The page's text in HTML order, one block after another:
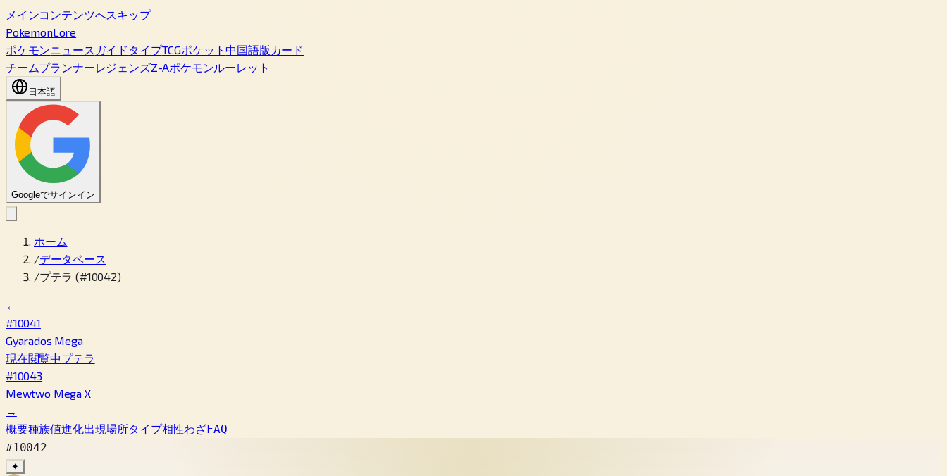
メインコンテンツへスキップ
PokemonLore
ポケモンニュース ガイド タイプTCGポケット中国語版カード
チームプランナーレジェンズZ-Aポケモンルーレット
日本語
Googleでサインイン
ホーム
/データベース
/プテラ (#10042)
←
#10041
Gyarados Mega
現在閲覧中プテラ
#10043
Mewtwo Mega X
→
概要種族値進化出現場所タイプ相性わざFAQ
#10042
✦